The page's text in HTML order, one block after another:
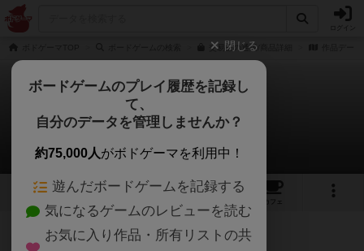
交易王の通販/商品詳細
交易王
35件のレビュー
12 3 35
カフェ
217名 充実
大賢者
閉じる
ボードゲームのプレイ履歴を記録し
て、
自分のデータを管理しませんか？
約75,000人がボドゲーマを利用中！
遊んだボードゲームを記録する
気になるゲームのレビューを読む
お気に入り作品・所有リストの共